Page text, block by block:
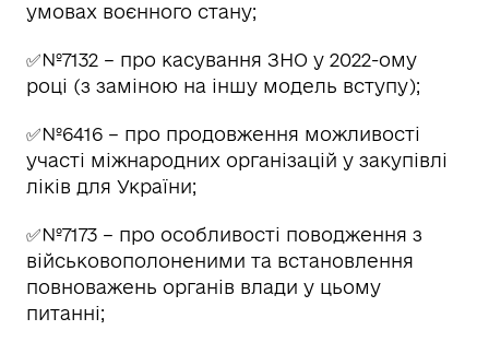
умовах воєнного стану;
✅№7132 – про касування ЗНО у 2022-ому
році (з заміною на іншу модель вступу);
✅№6416 – про продовження можливості
участі міжнародних організацій у закупівлі
ліків для України;
✅№7173 – про особливості поводження з
військовополоненими та встановлення
повноважень органів влади у цьому
питанні;